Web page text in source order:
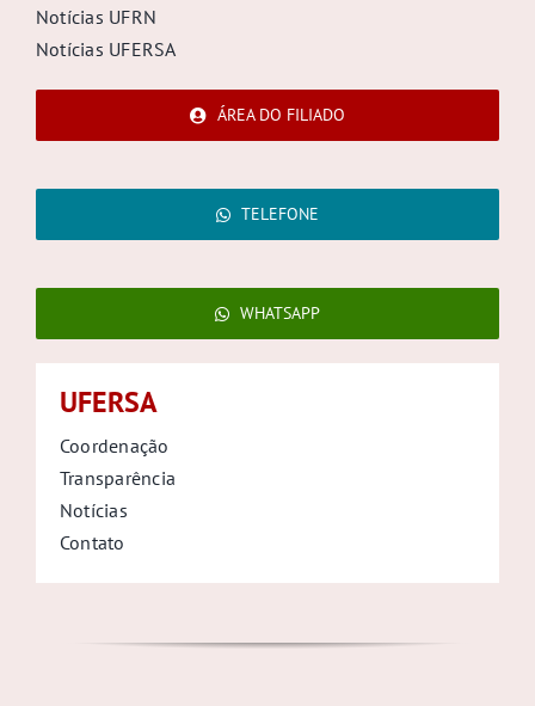
Notícias UFRN
Notícias UFERSA
ÁREA DO FILIADO
TELEFONE
WHATSAPP
UFERSA
Coordenação
Transparência
Notícias
Contato